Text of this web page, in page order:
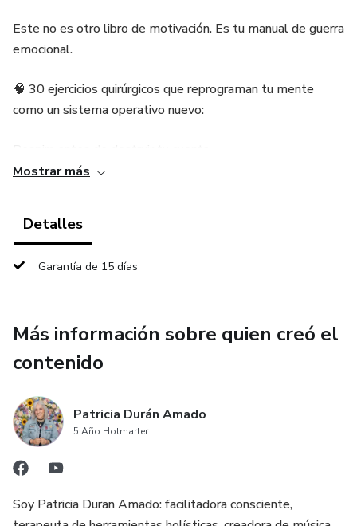
Este no es otro libro de motivación. Es tu manual de guerra
emocional.
🧠 30 ejercicios quirúrgicos que reprograman tu mente
como un sistema operativo nuevo:
Convierte tus fracasos en combustible.
Hackea el FOMO, el miedo, la frustración... y gana claridad
🎯 Diseñado para traders, útil para humanos.
Porque si no dominas tu mente, el mercado lo hará por ti.
🎓 Basado en el sistema NeuroTrading 360°
📅 30 días.
Mostrar más
Detalles
Garantía de 15 días
Más información sobre quien creó el
contenido
Patricia Durán Amado
5 Año Hotmarter
Soy Patricia Duran Amado: facilitadora consciente,